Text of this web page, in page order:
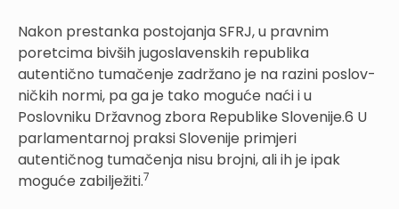
Nakon prestanka postojanja SFRJ, u pravnim
poretcima bivših jugoslavenskih republika
autentično tumačenje zadržano je na razini poslov-
ničkih normi, pa ga je tako moguće naći i u
Poslovniku Državnog zbora Republike Slovenije.6 U
parlamentarnoj praksi Slovenije primjeri
autentičnog tumačenja nisu brojni, ali ih je ipak
moguće zabilježiti.7